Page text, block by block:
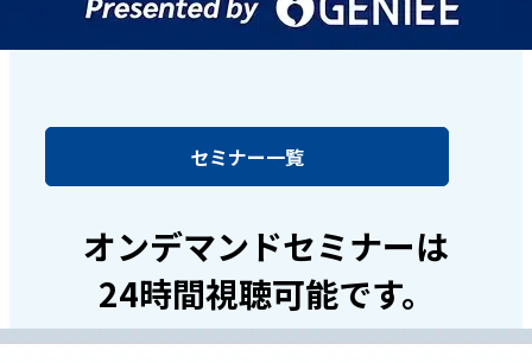
セミナー一覧
オンデマンドセミナーは
24時間視聴可能です。